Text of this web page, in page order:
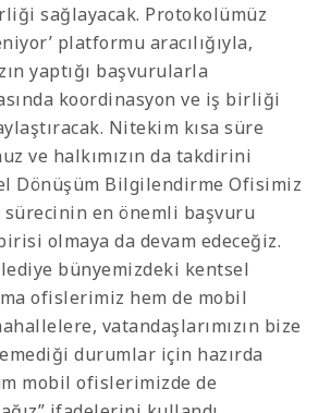
sağlayacak. Protokolümüz
platformu aracılığıyla,
yaptığı başvurularla
koordinasyon ve iş birliği
Nitekim kısa süre
ve halkımızın da takdirini
Dönüşüm Bilgilendirme Ofisimiz
sürecinin en önemli başvuru
olmaya da devam edeceğiz.
bünyemizdeki kentsel
ofislerimiz hem de mobil
vatandaşlarımızın bize
durumlar için hazırda
mobil ofislerimizde de